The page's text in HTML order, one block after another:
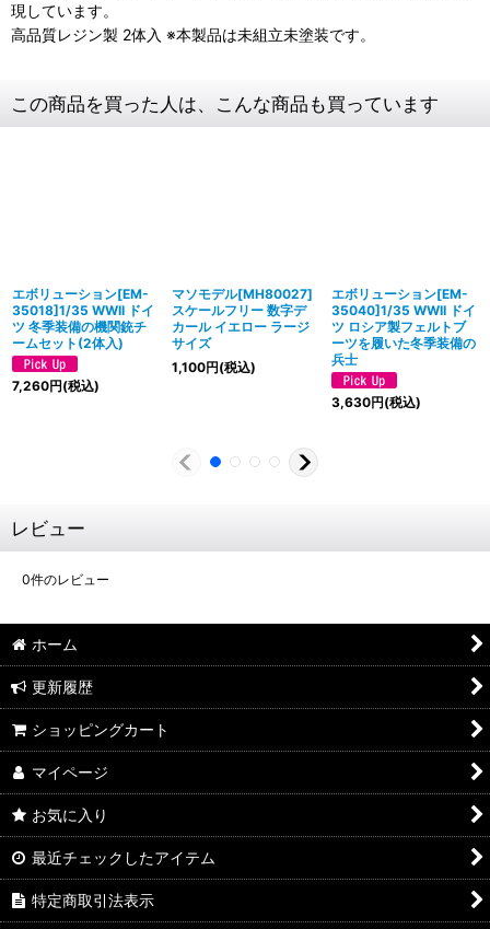
現しています。
高品質レジン製 2体入 ※本製品は未組立未塗装です。
この商品を買った人は、こんな商品も買っています
エボリューション[EM-
35018]1/35 WWII ドイ
ツ 冬季装備の機関銃チ
ームセット(2体入)
7,260円(税込)
マソモデル[MH80027]
スケールフリー 数字デ
カール イエロー ラージ
サイズ
1,100円(税込)
エボリューション[EM-
35040]1/35 WWII ドイ
ツ ロシア製フェルトブ
ーツを履いた冬季装備の
兵士
3,630円(税込)
レビュー
0件のレビュー
ホーム
更新履歴
ショッピングカート
マイページ
お気に入り
最近チェックしたアイテム
特定商取引法表示